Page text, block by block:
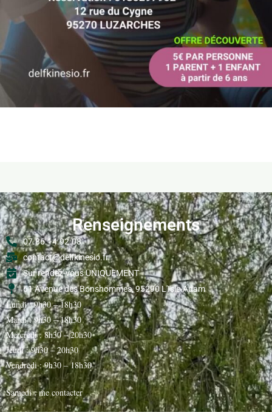
Renseignements
07.86.14.92.08
contact@delfkinesio.fr
Sur rendez-vous UNIQUEMENT
61 Avenue des Bonshommes, 95290 L'Isle-Adam
Lundi : 9h30 – 18h30
Mardi : 9h30 – 18h30
Mercredi : 8h30 – 20h30
Jeudi : 9h30 – 20h30
Vendredi : 9h30 – 18h30
Samedi : me contacter